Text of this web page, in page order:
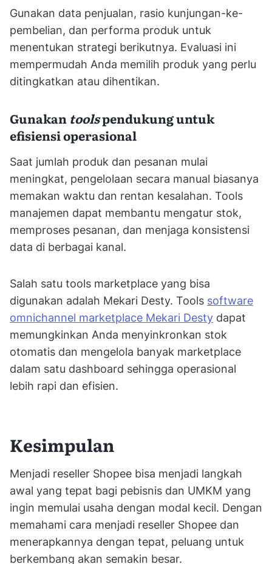
Gunakan data penjualan, rasio kunjungan-ke-
pembelian, dan performa produk untuk
menentukan strategi berikutnya. Evaluasi ini
mempermudah Anda memilih produk yang perlu
ditingkatkan atau dihentikan.
Gunakan toolspendukung untuk
efisiensi operasional
Saat jumlah produk dan pesanan mulai
meningkat, pengelolaan secara manual biasanya
memakan waktu dan rentan kesalahan. Tools
manajemen dapat membantu mengatur stok,
memproses pesanan, dan menjaga konsistensi
data di berbagai kanal.
Salah satu tools marketplace yang bisa
digunakan adalah Mekari Desty. Tools software
omnichannel marketplace Mekari Desty dapat
memungkinkan Anda menyinkronkan stok
otomatis dan mengelola banyak marketplace
dalam satu dashboard sehingga operasional
lebih rapi dan efisien.
Kesimpulan
Menjadi reseller Shopee bisa menjadi langkah
awal yang tepat bagi pebisnis dan UMKM yang
ingin memulai usaha dengan modal kecil. Dengan
memahami cara menjadi reseller Shopee dan
menerapkannya dengan tepat, peluang untuk
berkembang akan semakin besar.